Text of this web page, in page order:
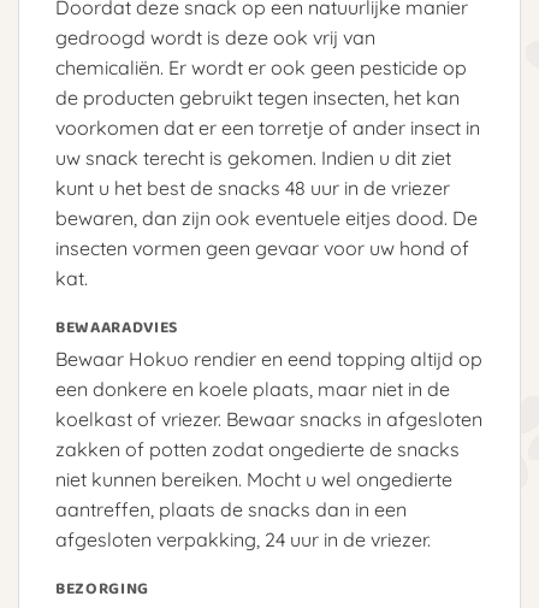
Doordat deze snack op een natuurlijke manier
gedroogd wordt is deze ook vrij van
chemicaliën. Er wordt er ook geen pesticide op
de producten gebruikt tegen insecten, het kan
voorkomen dat er een torretje of ander insect in
uw snack terecht is gekomen. Indien u dit ziet
kunt u het best de snacks 48 uur in de vriezer
bewaren, dan zijn ook eventuele eitjes dood. De
insecten vormen geen gevaar voor uw hond of
kat.
BEWAARADVIES
Bewaar Hokuo rendier en eend topping altijd op
een donkere en koele plaats, maar niet in de
koelkast of vriezer. Bewaar snacks in afgesloten
zakken of potten zodat ongedierte de snacks
niet kunnen bereiken. Mocht u wel ongedierte
aantreffen, plaats de snacks dan in een
afgesloten verpakking, 24 uur in de vriezer.
BEZORGING